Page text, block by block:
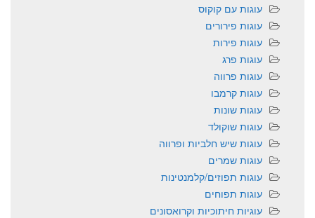
עוגות עם קוקוס
עוגות פירורים
עוגות פירות
עוגות פרג
עוגות פרווה
עוגות קרמבו
עוגות שונות
עוגות שוקולד
עוגות שיש חלביות ופרווה
עוגות שמרים
עוגות תפוזים/קלמנטינות
עוגות תפוחים
עוגיות חיתוכיות וקרואסונים